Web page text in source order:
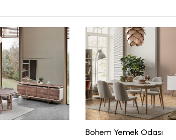
Bohem Yemek Odası